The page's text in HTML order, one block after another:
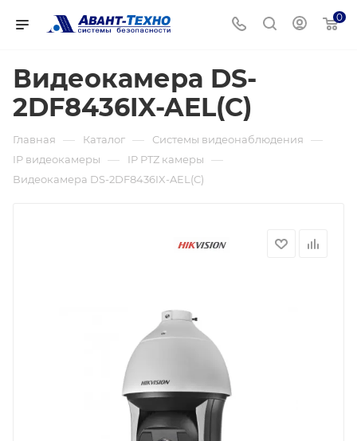
0
Видеокамера DS-
2DF8436IX-AEL(C)
Главная — Каталог — Системы видеонаблюдения —
IP видеокамеры — IP PTZ камеры —
Видеокамера DS-2DF8436IX-AEL(C)